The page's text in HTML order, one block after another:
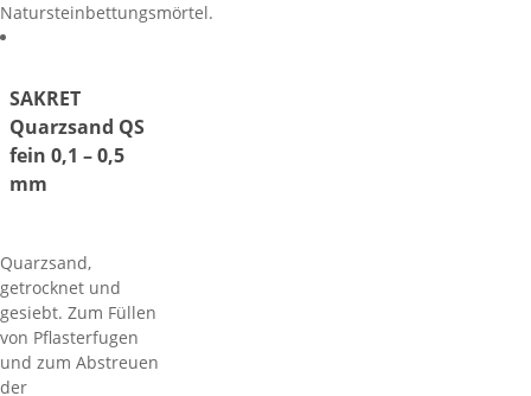
Natursteinbettungsmörtel.
SAKRET
Quarzsand QS
fein 0,1 – 0,5
mm
Quarzsand,
getrocknet und
gesiebt. Zum Füllen
von Pflasterfugen
und zum Abstreuen
der